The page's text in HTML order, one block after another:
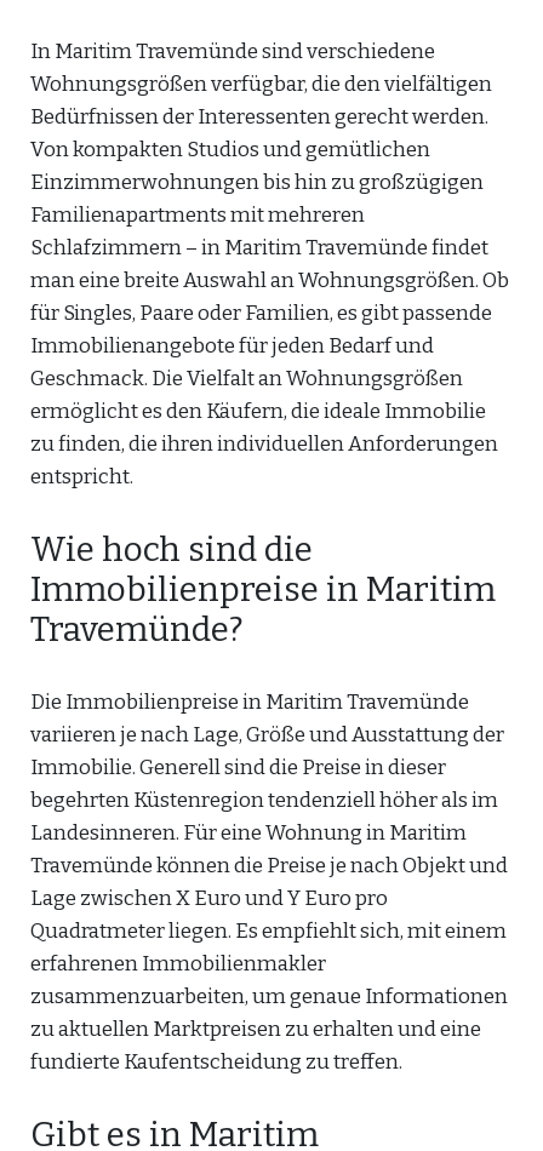
In Maritim Travemünde sind verschiedene
Wohnungsgrößen verfügbar, die den vielfältigen
Bedürfnissen der Interessenten gerecht werden.
Von kompakten Studios und gemütlichen
Einzimmerwohnungen bis hin zu großzügigen
Familienapartments mit mehreren
Schlafzimmern – in Maritim Travemünde findet
man eine breite Auswahl an Wohnungsgrößen. Ob
für Singles, Paare oder Familien, es gibt passende
Immobilienangebote für jeden Bedarf und
Geschmack. Die Vielfalt an Wohnungsgrößen
ermöglicht es den Käufern, die ideale Immobilie
zu finden, die ihren individuellen Anforderungen
entspricht.
Wie hoch sind die
Immobilienpreise in Maritim
Travemünde?
Die Immobilienpreise in Maritim Travemünde
variieren je nach Lage, Größe und Ausstattung der
Immobilie. Generell sind die Preise in dieser
begehrten Küstenregion tendenziell höher als im
Landesinneren. Für eine Wohnung in Maritim
Travemünde können die Preise je nach Objekt und
Lage zwischen X Euro und Y Euro pro
Quadratmeter liegen. Es empfiehlt sich, mit einem
erfahrenen Immobilienmakler
zusammenzuarbeiten, um genaue Informationen
zu aktuellen Marktpreisen zu erhalten und eine
fundierte Kaufentscheidung zu treffen.
Gibt es in Maritim